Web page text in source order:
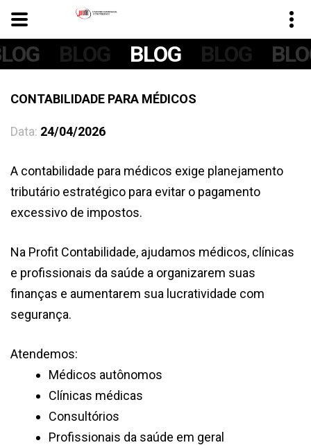
BLOG BLOG BLOG
CONTABILIDADE PARA MÉDICOS
Data: 24/04/2026
A contabilidade para médicos exige planejamento
tributário estratégico para evitar o pagamento
excessivo de impostos.
Na Profit Contabilidade, ajudamos médicos, clínicas
e profissionais da saúde a organizarem suas
finanças e aumentarem sua lucratividade com
segurança.
Atendemos:
Médicos autônomos
Clínicas médicas
Consultórios
Profissionais da saúde em geral